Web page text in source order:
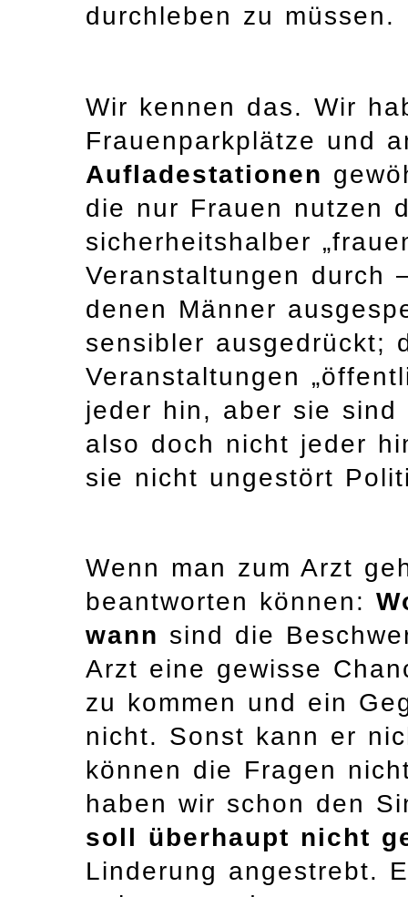
durchleben zu müssen.
Wir kennen das. Wir
Frauenparkplätze und
Aufladestationen
die nur Frauen nutzen
sicherheitshalber
Veranstaltungen durch
denen Männer
sensibler ausgedrückt;
Veranstaltungen
jeder hin, aber sie sind
also doch nicht jeder
sie nicht ungestört
Wenn man zum Arzt
beantworten können:
wann sind die
Arzt eine gewisse
zu kommen und ein
nicht. Sonst kann er
können die Fragen
haben wir schon den
soll überhaupt nicht
Linderung angestrebt.